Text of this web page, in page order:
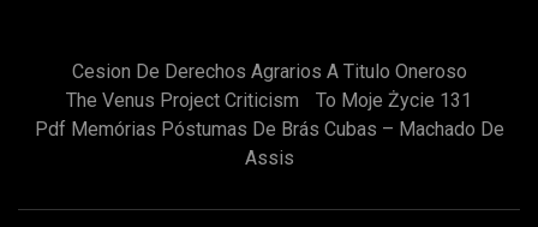
Cesion De Derechos Agrarios A Titulo Oneroso
The Venus Project Criticism
To Moje Życie 131
Pdf Memórias Póstumas De Brás Cubas – Machado De
Assis